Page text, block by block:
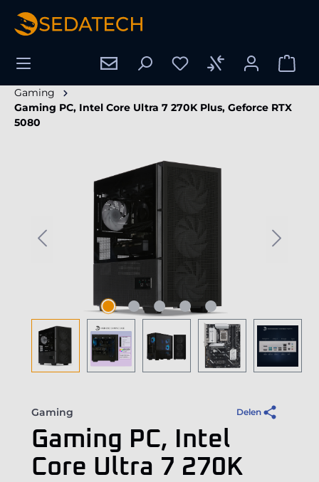
Gaming
Gaming PC, Intel Core Ultra 7 270K Plus, Geforce RTX
5080
Afbeeldingengalerij overslaan
Gaming Delen
Gaming PC, Intel
Core Ultra 7 270K